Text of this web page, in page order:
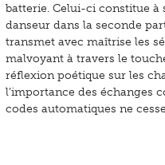
batterie. Celui-ci constitue à
danseur dans la seconde
transmet avec maîtrise les
malvoyant à travers le
réflexion poétique sur les
l’importance des échanges
codes automatiques ne